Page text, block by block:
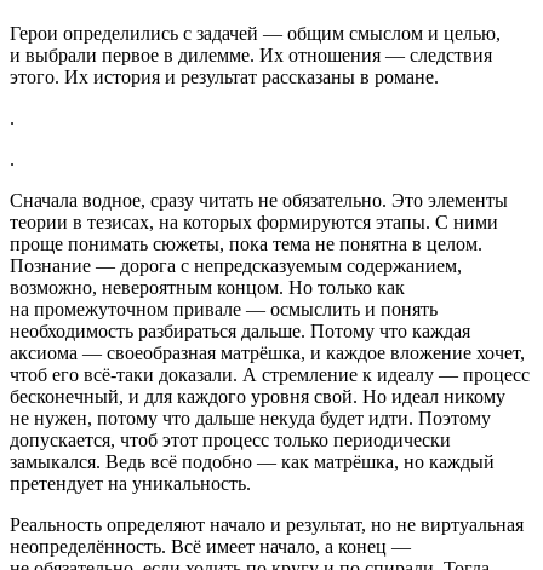
Герои определились с задачей — общим смыслом и целью,
и выбрали первое в дилемме. Их отношения — следствия
этого. Их история и результат рассказаны в романе.
.
.
Сначала водное, сразу читать не обязательно. Это элементы
теории в тезисах, на которых формируются этапы. С ними
проще понимать сюжеты, пока тема не понятна в целом.
Познание — дорога с непредсказуемым содержанием,
возможно, невероятным концом. Но только как
на промежуточном привале — осмыслить и понять
необходимость разбираться дальше. Потому что каждая
аксиома — своеобразная матрёшка, и каждое вложение хочет,
чтоб его всё-таки доказали. А стремление к идеалу — процесс
бесконечный, и для каждого уровня свой. Но идеал никому
не нужен, потому что дальше некуда будет идти. Поэтому
допускается, чтоб этот процесс только периодически
замыкался. Ведь всё подобно — как матрёшка, но каждый
претендует на уникальность.
Реальность определяют начало и результат, но не виртуальная
неопределённость. Всё имеет начало, а конец —